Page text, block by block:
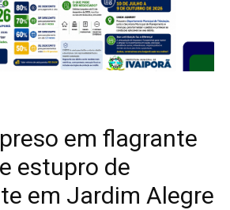
em flagrante
estupro de
em Jardim Alegre